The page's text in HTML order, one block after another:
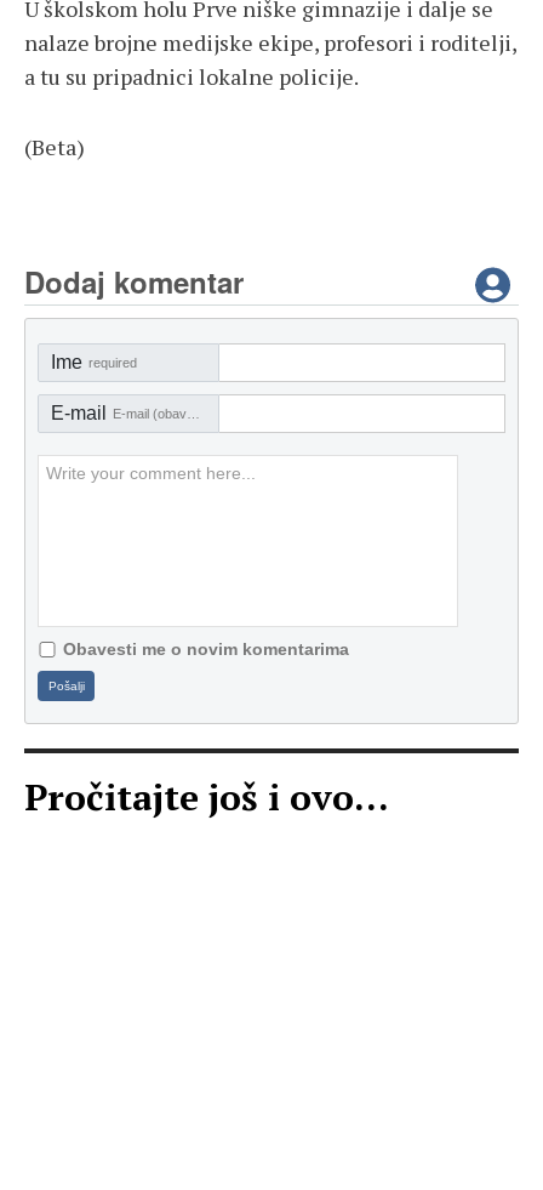
U školskom holu Prve niške gimnazije i dalje se
nalaze brojne medijske ekipe, profesori i roditelji,
a tu su pripadnici lokalne policije.
(Beta)
Dodaj komentar
Ime required
E-mail E-mail (obavezno)
Obavesti me o novim komentarima
Pošalji
Pročitajte još i ovo...